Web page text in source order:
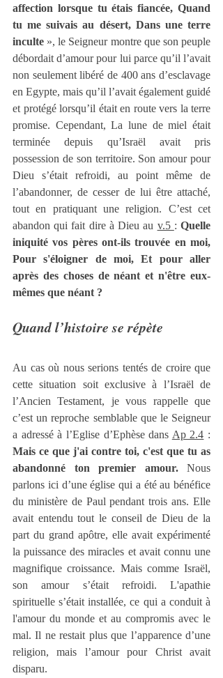
affection lorsque tu étais fiancée, Quand
tu me suivais au désert, Dans une terre
inculte », le Seigneur montre que son peuple
débordait d’amour pour lui parce qu’il l’avait
non seulement libéré de 400 ans d’esclavage
en Egypte, mais qu’il l’avait également guidé
et protégé lorsqu’il était en route vers la terre
promise. Cependant, La lune de miel était
terminée depuis qu’Israël avait pris
possession de son territoire. Son amour pour
Dieu s’était refroidi, au point même de
l’abandonner, de cesser de lui être attaché,
tout en pratiquant une religion. C’est cet
abandon qui fait dire à Dieu au v.5 : Quelle
iniquité vos pères ont-ils trouvée en moi,
Pour s'éloigner de moi, Et pour aller
après des choses de néant et n'être eux-
mêmes que néant ?
Quand l’histoire se répète
Au cas où nous serions tentés de croire que
cette situation soit exclusive à l’Israël de
l’Ancien Testament, je vous rappelle que
c’est un reproche semblable que le Seigneur
a adressé à l’Eglise d’Ephèse dans Ap 2.4
Mais ce que j'ai contre toi, c'est que tu as
abandonné ton premier amour. Nous
parlons ici d’une église qui a été au bénéfice
du ministère de Paul pendant trois ans. Elle
avait entendu tout le conseil de Dieu de la
part du grand apôtre, elle avait expérimenté
la puissance des miracles et avait connu une
magnifique croissance. Mais comme Israël,
son amour s’était refroidi. L'apathie
spirituelle s’était installée, ce qui a conduit à
l'amour du monde et au compromis avec le
mal. Il ne restait plus que l’apparence d’une
religion, mais l’amour pour Christ avait
disparu.